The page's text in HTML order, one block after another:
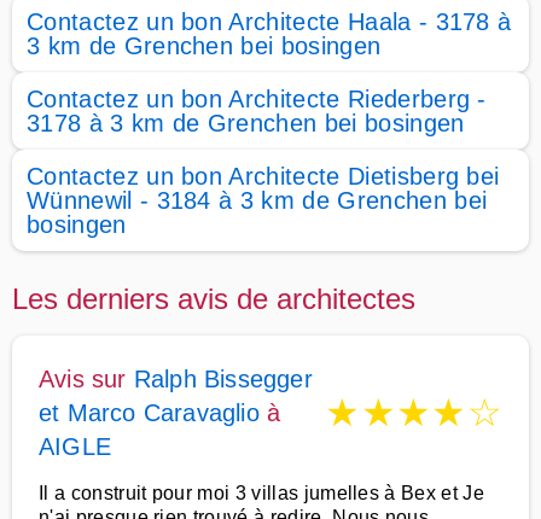
Contactez un bon Architecte Haala - 3178 à
3 km de Grenchen bei bosingen
Contactez un bon Architecte Riederberg -
3178 à 3 km de Grenchen bei bosingen
Contactez un bon Architecte Dietisberg bei
Wünnewil - 3184 à 3 km de Grenchen bei
bosingen
Les derniers avis de architectes
Avis sur Ralph Bissegger
et Marco Caravaglioà
AIGLE
★★★★☆
Il a construit pour moi 3 villas jumelles à Bex et Je